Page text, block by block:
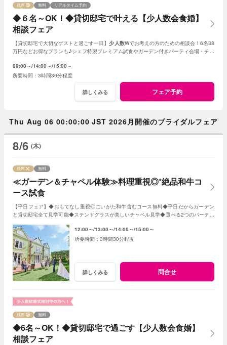
◆６名～OK！◆貸切邸宅で叶える【少人数会食婚】
相談フェア
残席 無料 リアルタイム予約
【貸切邸宅で大切なゲストと過ごす一日】少人数Wでお考えの方のための相談会！6名38
万円などお得なプランも♪シェフ特製プレミアム試食やガーデン付きパーティ会場・チャ
09:00～ 14:00～ 15:00～
3時間30分程度
詳しくみる フェア予約
Thu Aug 06 00:00:00 JST 2026月開催のブライダルフェア
8/6 (木)
≪ガーデン＆チャペル体験≫料理重視◎*絶品和牛コ
ース試食
残席 無料
【平日フェア】◆おもてなし重視◎にいがた和牛含むコース無料◆平日だからガーデン
と貸切邸宅全て見学可能◆ステンドグラスが美しいチャペル見学◆選べる2つのパーティ
12:00～ 13:00～ 14:00～ 15:00～
3時間30分程度
詳しくみる 問合せ
◆6名～OK！◆貸切邸宅で過ごす【少人数会食婚】
相談フェア
残席 無料